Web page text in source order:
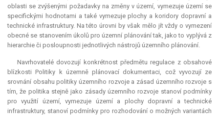
oblasti se zvýšenými požadavky na změny v území, vymezuje území se
specifickými hodnotami a také vymezuje plochy a koridory dopravní a
technické infrastruktury. Na této úrovni by však mělo jít vždy o vymezení
obecné se stanovením úkolů pro územní plánování tak, jako to vyplývá z
hierarchie či posloupnosti jednotlivých nástrojů územního plánování.
Navrhovatelé dovozují konkrétnost předmětu regulace z obsahové
blízkosti Politiky k územně plánovací dokumentaci, což vyvozují ze
srovnání obsahu politiky územního rozvoje a zásad územního rozvoje s
tím, že politika stejně jako zásady územního rozvoje stanoví podmínky
pro využití území, vymezuje území a plochy dopravní a technické
infrastruktury, stanoví podmínky pro rozhodování o možných variantách